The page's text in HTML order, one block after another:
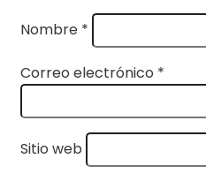
Nombre *
Correo electrónico *
Sitio web